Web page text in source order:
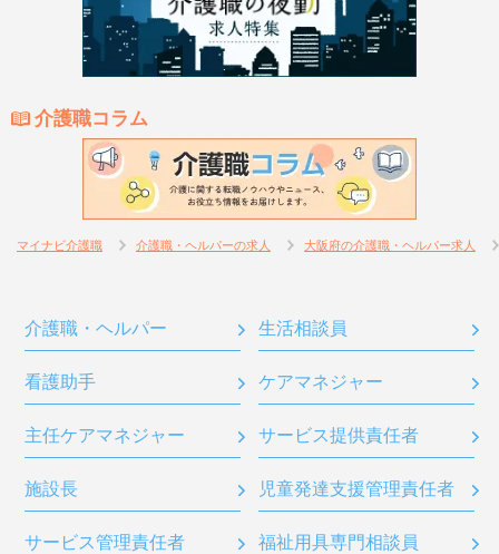
介護職コラム
マイナビ介護職 介護職・ヘルパーの求人 大阪府の介護職・ヘルパー求人
介護職・ヘルパー 生活相談員
看護助手 ケアマネジャー
主任ケアマネジャー サービス提供責任者
施設長 児童発達支援管理責任者
サービス管理責任者 福祉用具専門相談員